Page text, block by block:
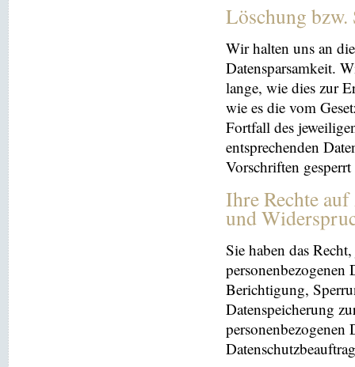
Löschung
Wir halten uns an
Datensparsamkeit.
lange, wie dies zur
wie es die vom
Fortfall des
entsprechenden
Vorschriften
Ihre Rechte
und
Sie haben das
personenbezogenen
Berichtigung,
Datenspeicherung
personenbezogenen